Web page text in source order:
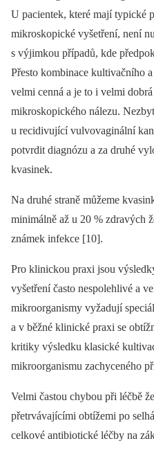
U pacientek, které mají typické
mikroskopické vyšetření, není
s výjimkou případů, kde
Přesto kombinace kultivačního
velmi cenná a je to i velmi
mikroskopického nálezu.
u recidivující vulvovaginální
potvrdit diagnózu a za druhé
kvasinek.
Na druhé straně můžeme
minimálně až u 20 % zdravých
známek infekce [10].
Pro klinickou praxi jsou
vyšetření často nespolehlivé a
mikroorganismy vyžadují
a v běžné klinické praxi se
kritiky výsledku klasické
mikroorganismu zachyceného
Velmi častou chybou při léčbě
přetrvávajícími obtížemi po
celkové antibiotické léčby na